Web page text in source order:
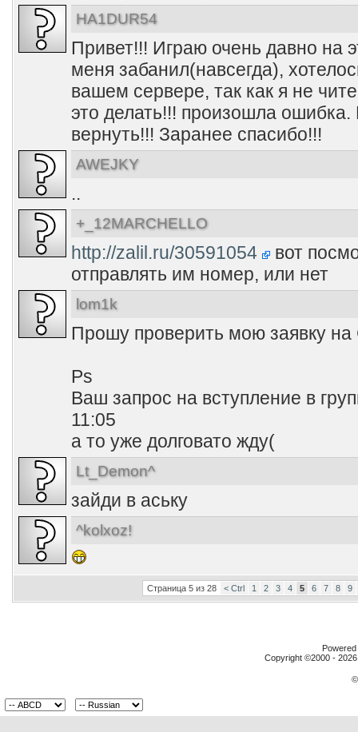
HA1DUR54
Привет!!! Играю очень давно на
меня забанил(навсегда),
вашем сервере, так как я не
это делать!!! произошла
вернуть!!! Заранее спасибо!!!
AWEJKY
..
+_12MARCHELLO
http://zalil.ru/30591054
вот
отправлять им номер, или нет
lom1k
Прошу проверить мою заявку
Ps
Ваш запрос на вступление в
11:05
а то уже долговато жду(
Lt_Demon^
зайди в аську
^kolxoz!
Страница 5 из 28 < Ctrl 1 2 3 4 5 6 7 8 9
Copyright ©2000 -
©